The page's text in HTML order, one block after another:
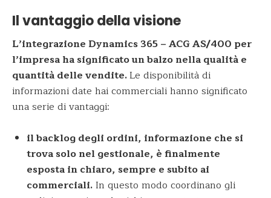
Il vantaggio della visione
L’integrazione Dynamics 365 – ACG AS/400 per
l’impresa ha significato un balzo nella qualità e
quantità delle vendite.Le disponibilità di
informazioni date hai commerciali hanno significato
una serie di vantaggi:
il backlog degli ordini, informazione che si
trova solo nel gestionale, è finalmente
esposta in chiaro, sempre e subito ai
commerciali.In questo modo coordinano gli